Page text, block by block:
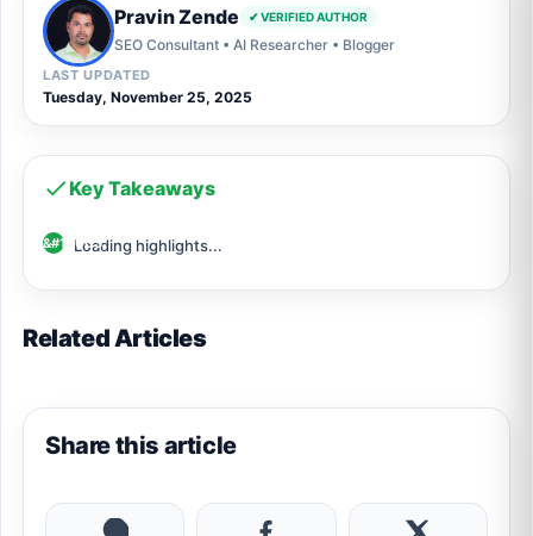
Pravin Zende ✔ VERIFIED AUTHOR
SEO Consultant • AI Researcher • Blogger
LAST UPDATED
Tuesday, November 25, 2025
Key Takeaways
Loading highlights...
Related Articles
Share this article